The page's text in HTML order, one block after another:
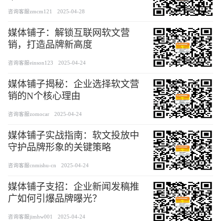
咨询客服zmcm121 2025-04-28
媒体铺子：解锁互联网软文营
销，打造品牌新高度
咨询客服einson123 2025-04-24
媒体铺子揭秘：企业选择软文营
销的N个核心理由
咨询客服zomocar 2025-04-24
媒体铺子实战指南：软文投放中
守护品牌形象的关键策略
咨询客服cnmishu-cn 2025-04-24
媒体铺子支招：企业新闻发稿推
广如何引爆品牌曝光？
咨询客服jimhw001 2025-04-24